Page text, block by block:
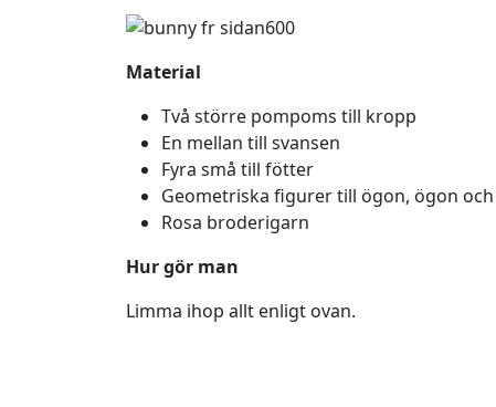
Material
Två större pompoms till kropp
En mellan till svansen
Fyra små till fötter
Geometriska figurer till ögon, ögon
Rosa broderigarn
Hur gör man
Limma ihop allt enligt ovan.